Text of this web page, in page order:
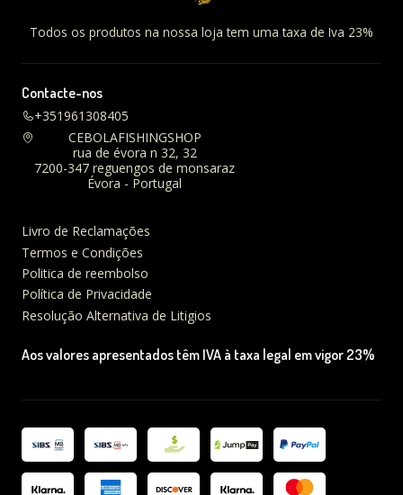
Todos os produtos na nossa loja tem uma taxa de Iva 23%
Contacte-nos
+351961308405
CEBOLAFISHINGSHOP
rua de évora n 32, 32
7200-347 reguengos de monsaraz
Évora - Portugal
Livro de Reclamações
Termos e Condições
Politica de reembolso
Política de Privacidade
Resolução Alternativa de Litigios
Aos valores apresentados têm IVA à taxa legal em vigor 23%